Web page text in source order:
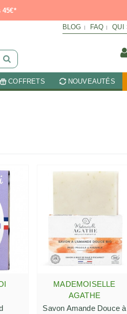
45€*
BLOG FAQ QUI
COFFRETS NOUVEAUTÉS
AJOUTER AU PANIER
MADEMOISELLE
AGATHE
Savon Amande Douce à